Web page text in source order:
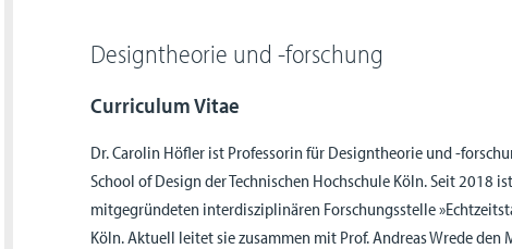
Designtheorie und -forschung
Curriculum Vitae
Dr. Carolin Höfler ist Professorin für Designtheorie und -
School of Design der Technischen Hochschule Köln. Seit 2018
mitgegründeten interdisziplinären Forschungsstelle
Köln. Aktuell leitet sie zusammen mit Prof. Andreas Wrede den